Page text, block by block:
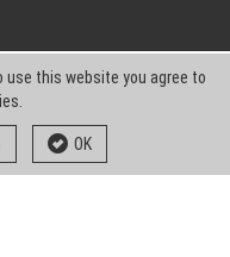
this website you agree to
OK